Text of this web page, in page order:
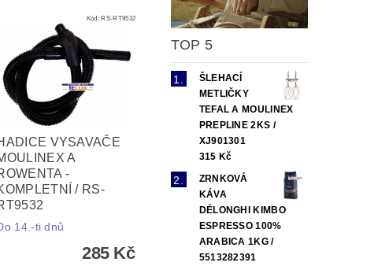
Kód:RS-RT9532
VYSAVAČE
A
-
/ RS-
14.-ti dnů
285 Kč
TOP 5
ŠLEHACÍ
METLIČKY
TEFAL A MOULINEX
PREPLINE 2KS /
XJ901301
315 Kč
ZRNKOVÁ
KÁVA
DÉLONGHI KIMBO
ESPRESSO 100%
ARABICA 1KG /
5513282391